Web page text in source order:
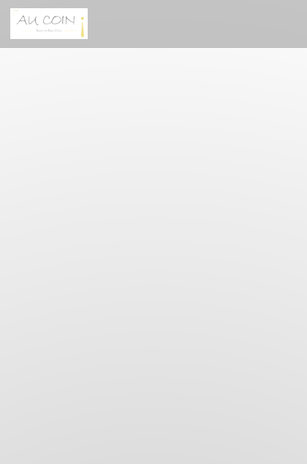
Personnalisation de vos choix en matière de cookies